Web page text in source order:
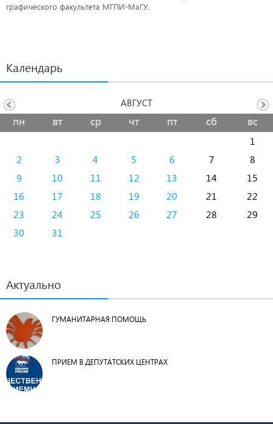
графического факультета МГПИ-МаГУ.
Календарь
пн вт ср чт пт сб вс
1
2
3 4 5 6 7
8
9
10 11 12 13 14
15
16
17 18 19 20 21
22
23
24 25 26 27 28
29
30
31
АВГУСТ
Актуально
ГУМАНИТАРНАЯ ПОМОЩЬ
ПРИЕМ В ДЕПУТАТСКИХ ЦЕНТРАХ